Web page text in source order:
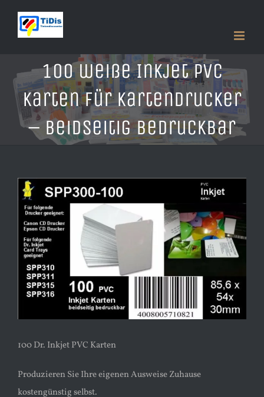
Inhalt
100 weiße Inkjet PVC
Karten für Kartendrucker
– beidseitig bedruckbar
Zeige
grösseres
Bild
100 Dr. Inkjet PVC Karten
Produzieren Sie Ihre eigenen Ausweise Zuhause
kostengünstig selbst.